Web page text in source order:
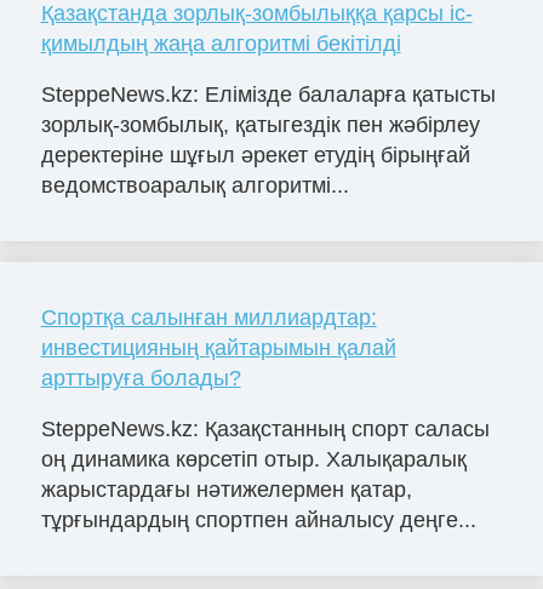
Қазақстанда зорлық-зомбылыққа қарсы іс-
қимылдың жаңа алгоритмі бекітілді
SteppeNews.kz: Елімізде балаларға қатысты
зорлық-зомбылық, қатыгездік пен жәбірлеу
деректеріне шұғыл әрекет етудің бірыңғай
ведомствоаралық алгоритмі...
Спортқа салынған миллиардтар:
инвестицияның қайтарымын қалай
арттыруға болады?
SteppeNews.kz: Қазақстанның спорт саласы
оң динамика көрсетіп отыр. Халықаралық
жарыстардағы нәтижелермен қатар,
тұрғындардың спортпен айналысу деңге...